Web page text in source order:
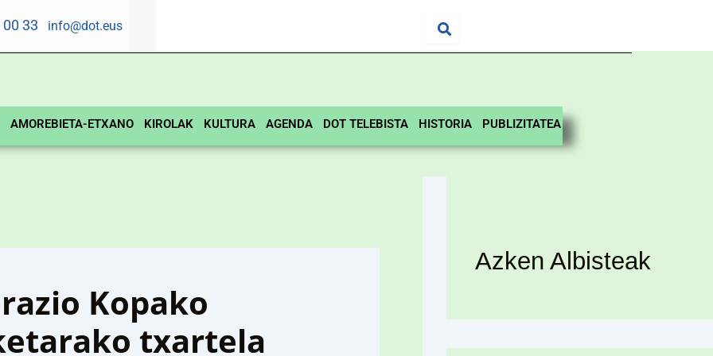
00 33 info@dot.eus
AMOREBIETA-ETXANO KIROLAK KULTURA AGENDA DOT TELEBISTA HISTORIA PUBLIZITATEA
Kopako
txartela
Azken Albisteak